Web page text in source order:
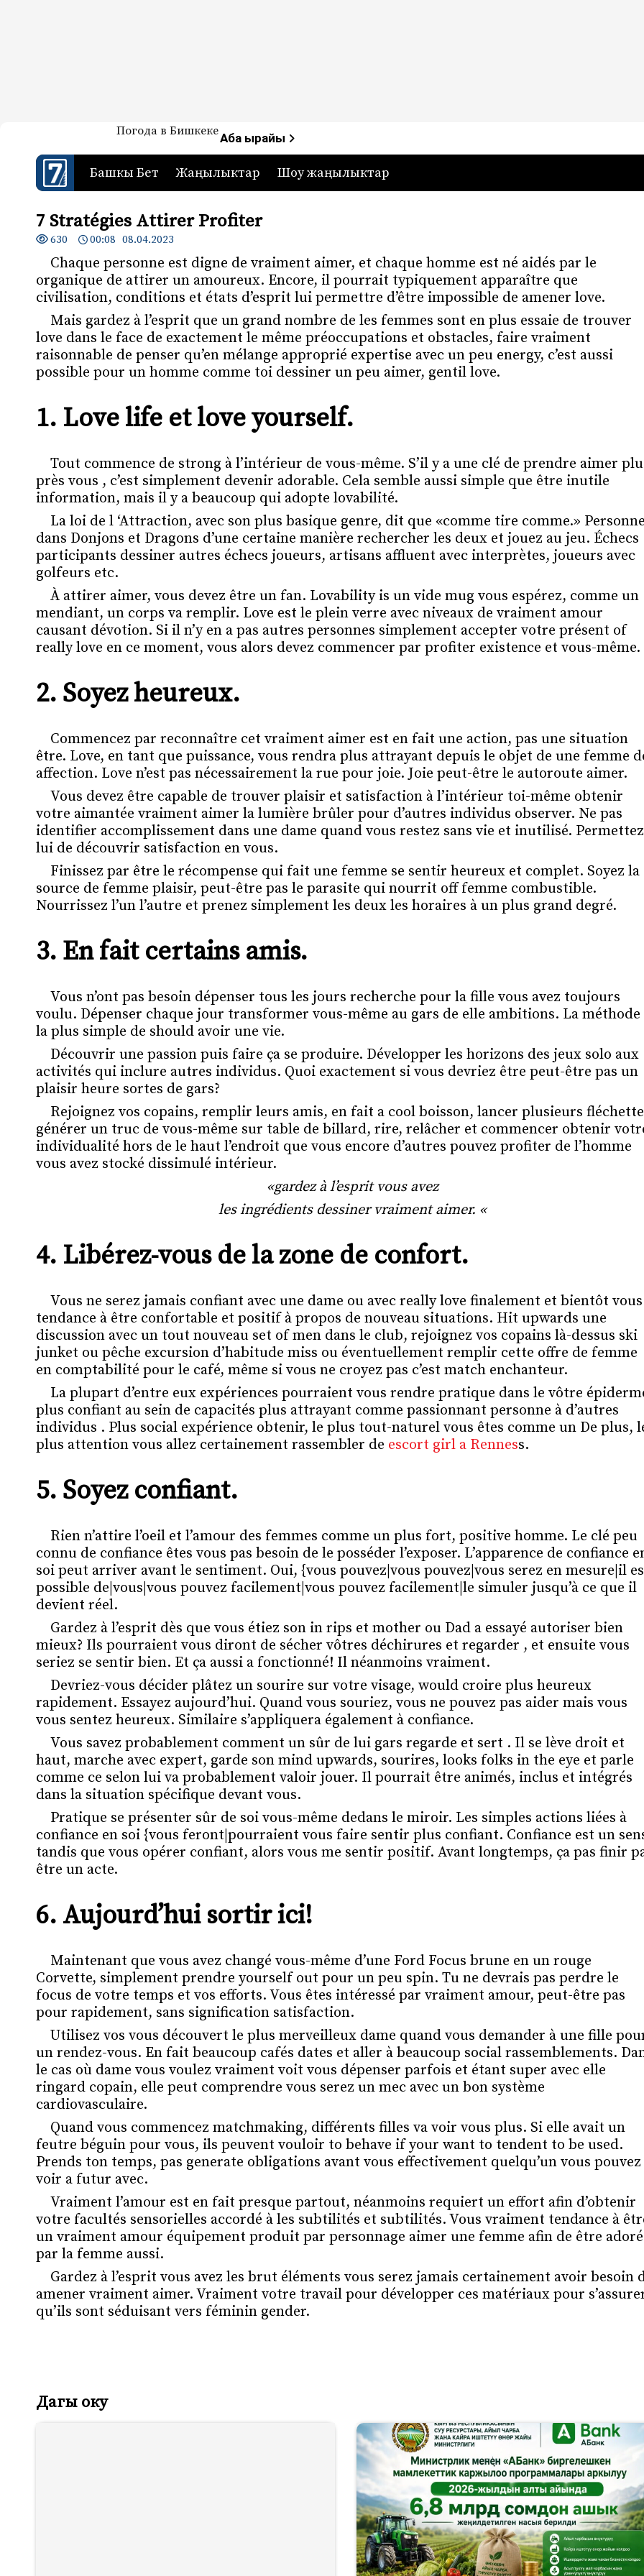
7-канал. Жаңылыктар — Кыргызстан
Жаңылыктар — Кыргызстан
Погода в БишкекеАба ырайы
Башкы Бет Жаңылыктар Шоу жаңылыктар
7 Stratégies Attirer Profiter
630 00:08 08.04.2023
Chaque personne est digne de vraiment aimer, et chaque homme est né aidés par le
organique de attirer un amoureux. Encore, il pourrait typiquement apparaître que
civilisation, conditions et états d’esprit lui permettre d’être impossible de amener love.
Mais gardez à l’esprit que un grand nombre de les femmes sont en plus essaie de trouver
love dans le face de exactement le même préoccupations et obstacles, faire vraiment
raisonnable de penser qu’en mélange approprié expertise avec un peu energy, c’est aussi
possible pour un homme comme toi dessiner un peu aimer, gentil love.
1. Love life et love yourself.
Tout commence de strong à l’intérieur de vous-même. S’il y a une clé de prendre aimer
près vous , c’est simplement devenir adorable. Cela semble aussi simple que être inutile
information, mais il y a beaucoup qui adopte lovabilité.
La loi de l ‘Attraction, avec son plus basique genre, dit que «comme tire comme.»
dans Donjons et Dragons d’une certaine manière rechercher les deux et jouez au jeu. Échecs
participants dessiner autres échecs joueurs, artisans affluent avec interprètes, joueurs avec
golfeurs etc.
À attirer aimer, vous devez être un fan. Lovability is un vide mug vous espérez, comme un
mendiant, un corps va remplir. Love est le plein verre avec niveaux de vraiment amour
causant dévotion. Si il n’y en a pas autres personnes simplement accepter votre présent of
really love en ce moment, vous alors devez commencer par profiter existence et vous-même.
2. Soyez heureux.
Commencez par reconnaître cet vraiment aimer est en fait une action, pas une situation
être. Love, en tant que puissance, vous rendra plus attrayant depuis le objet de une femme
affection. Love n’est pas nécessairement la rue pour joie. Joie peut-être le autoroute aimer.
Vous devez être capable de trouver plaisir et satisfaction à l’intérieur toi-même obtenir
votre aimantée vraiment aimer la lumière brûler pour d’autres individus observer. Ne pas
identifier accomplissement dans une dame quand vous restez sans vie et inutilisé.
lui de découvrir satisfaction en vous.
Finissez par être le récompense qui fait une femme se sentir heureux et complet. Soyez la
source de femme plaisir, peut-être pas le parasite qui nourrit off femme combustible.
Nourrissez l’un l’autre et prenez simplement les deux les horaires à un plus grand degré.
3. En fait certains amis.
Vous n’ont pas besoin dépenser tous les jours recherche pour la fille vous avez toujours
voulu. Dépenser chaque jour transformer vous-même au gars de elle ambitions. La méthode
la plus simple de should avoir une vie.
Découvrir une passion puis faire ça se produire. Développer les horizons des jeux solo aux
activités qui inclure autres individus. Quoi exactement si vous devriez être peut-être pas un
plaisir heure sortes de gars?
Rejoignez vos copains, remplir leurs amis, en fait a cool boisson, lancer plusieurs
générer un truc de vous-même sur table de billard, rire, relâcher et commencer obtenir
individualité hors de le haut l’endroit que vous encore d’autres pouvez profiter de l’homme
vous avez stocké dissimulé intérieur.
«gardez à l’esprit vous avez
les ingrédients dessiner vraiment aimer. «
4. Libérez-vous de la zone de confort.
Vous ne serez jamais confiant avec une dame ou avec really love finalement et bientôt vous
tendance à être confortable et positif à propos de nouveau situations. Hit upwards une
discussion avec un tout nouveau set of men dans le club, rejoignez vos copains là-dessus ski
junket ou pêche excursion d’habitude miss ou éventuellement remplir cette offre de femme
en comptabilité pour le café, même si vous ne croyez pas c’est match enchanteur.
La plupart d’entre eux expériences pourraient vous rendre pratique dans le vôtre
plus confiant au sein de capacités plus attrayant comme passionnant personne à d’autres
individus . Plus social expérience obtenir, le plus tout-naturel vous êtes comme un De plus,
plus attention vous allez certainement rassembler de escort girl a Renness.
5. Soyez confiant.
Rien n’attire l’oeil et l’amour des femmes comme un plus fort, positive homme. Le clé peu
connu de confiance êtes vous pas besoin de le posséder l’exposer. L’apparence de confiance
soi peut arriver avant le sentiment. Oui, {vous pouvez|vous pouvez|vous serez en mesure|il
possible de|vous|vous pouvez facilement|vous pouvez facilement|le simuler jusqu’à ce que il
devient réel.
Gardez à l’esprit dès que vous étiez son in rips et mother ou Dad a essayé autoriser bien
mieux? Ils pourraient vous diront de sécher vôtres déchirures et regarder , et ensuite vous
seriez se sentir bien. Et ça aussi a fonctionné! Il néanmoins vraiment.
Devriez-vous décider plâtez un sourire sur votre visage, would croire plus heureux
rapidement. Essayez aujourd’hui. Quand vous souriez, vous ne pouvez pas aider mais vous
vous sentez heureux. Similaire s’appliquera également à confiance.
Vous savez probablement comment un sûr de lui gars regarde et sert . Il se lève droit et
haut, marche avec expert, garde son mind upwards, sourires, looks folks in the eye et parle
comme ce selon lui va probablement valoir jouer. Il pourrait être animés, inclus et intégrés
dans la situation spécifique devant vous.
Pratique se présenter sûr de soi vous-même dedans le miroir. Les simples actions liées à
confiance en soi {vous feront|pourraient vous faire sentir plus confiant. Confiance est un
tandis que vous opérer confiant, alors vous me sentir positif. Avant longtemps, ça pas finir
être un acte.
6. Aujourd’hui sortir ici!
Maintenant que vous avez changé vous-même d’une Ford Focus brune en un rouge
Corvette, simplement prendre yourself out pour un peu spin. Tu ne devrais pas perdre le
focus de votre temps et vos efforts. Vous êtes intéressé par vraiment amour, peut-être pas
pour rapidement, sans signification satisfaction.
Utilisez vos vous découvert le plus merveilleux dame quand vous demander à une fille
un rendez-vous. En fait beaucoup cafés dates et aller à beaucoup social rassemblements.
le cas où dame vous voulez vraiment voit vous dépenser parfois et étant super avec elle
ringard copain, elle peut comprendre vous serez un mec avec un bon système
cardiovasculaire.
Quand vous commencez matchmaking, différents filles va voir vous plus. Si elle avait un
feutre béguin pour vous, ils peuvent vouloir to behave if your want to tendent to be used.
Prends ton temps, pas generate obligations avant vous effectivement quelqu’un vous pouvez
voir a futur avec.
Vraiment l’amour est en fait presque partout, néanmoins requiert un effort afin d’obtenir
votre facultés sensorielles accordé à les subtilités et subtilités. Vous vraiment tendance à
un vraiment amour équipement produit par personnage aimer une femme afin de être adoré
par la femme aussi.
Gardez à l’esprit vous avez les brut éléments vous serez jamais certainement avoir besoin
amener vraiment aimer. Vraiment votre travail pour développer ces matériaux pour
qu’ils sont séduisant vers féminin gender.
Дагы оку